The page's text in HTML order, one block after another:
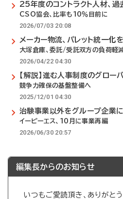
25年度のコントラクト人材、過
CSO協会、比率も10％目前に
2026/07/03 20:08
メーカー物流、パレット統一化
大塚倉庫、委託/受託双方の負荷軽
2026/04/22 04:30
【解説】進む人事制度のグロー
競争力確保の基盤整備へ
2025/12/01 04:30
治験事業以外をグループ企業
イーピーエス、10月に事業再編
2026/06/30 20:57
編集長からのお知らせ
いつもご愛読頂き、ありがと